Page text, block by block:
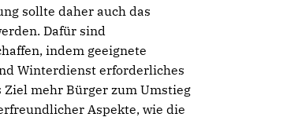
sollte daher auch das
Dafür sind
indem geeignete
Winterdienst erforderliches
mehr Bürger zum Umstieg
Aspekte, wie die